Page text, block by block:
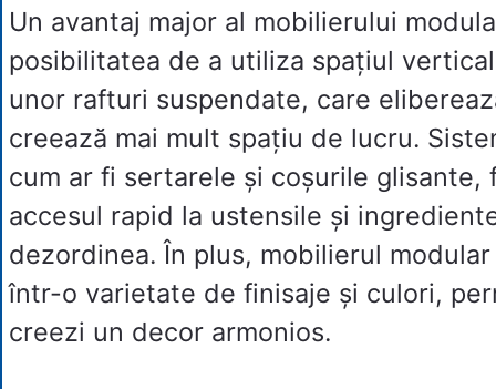
Un avantaj major al mobilierului
posibilitatea de a utiliza spațiul
unor rafturi suspendate, care
creează mai mult spațiu de lucru.
cum ar fi sertarele și coșurile glisante,
accesul rapid la ustensile și
dezordinea. În plus, mobilierul
într-o varietate de finisaje și culori,
creezi un decor armonios.